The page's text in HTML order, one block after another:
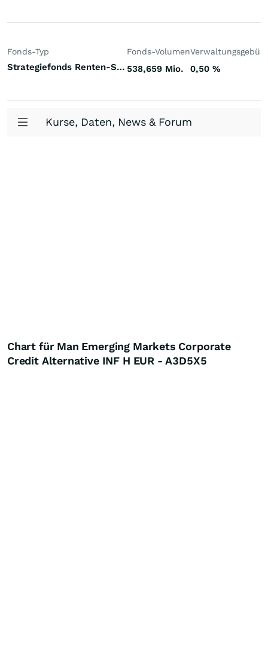
Fonds-Typ
Strategiefonds Renten-Strategie Bond L/S Welt
Fonds-Volumen
538,659 Mio. 0,50 %
Kurse, Daten, News & Forum
Chart für Man Emerging Markets Corporate
Credit Alternative INF H EUR - A3D5X5